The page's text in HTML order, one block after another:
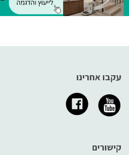
עקבו אחרינו
קישורים